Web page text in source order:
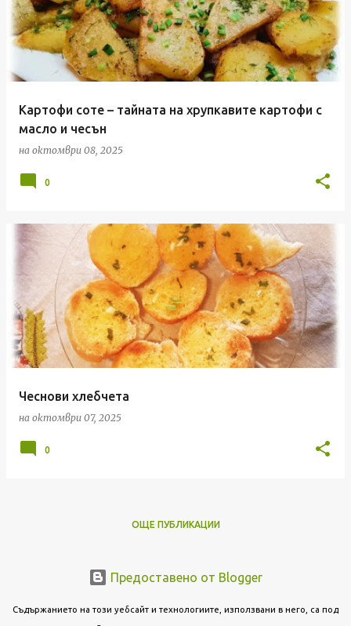
Картофи соте – тайната на хрупкавите картофи с
масло и чесън
на октомври 08, 2025
0
Чеснови хлебчета
на октомври 07, 2025
0
ОЩЕ ПУБЛИКАЦИИ
Предоставено от Blogger
Съдържанието на този уебсайт и технологиите, използвани в него, са под